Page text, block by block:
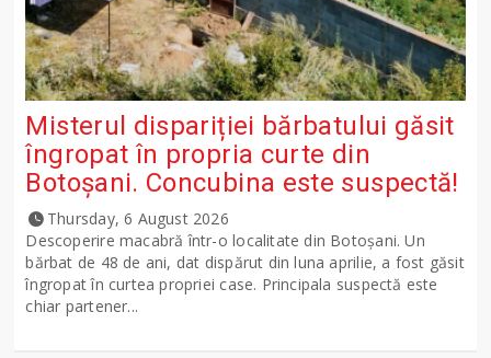
Misterul dispariției bărbatului găsit
îngropat în propria curte din
Botoșani. Concubina este suspectă!
Thursday, 6 August 2026
Descoperire macabră într-o localitate din Botoșani. Un
bărbat de 48 de ani, dat dispărut din luna aprilie, a fost găsit
îngropat în curtea propriei case. Principala suspectă este
chiar partener...